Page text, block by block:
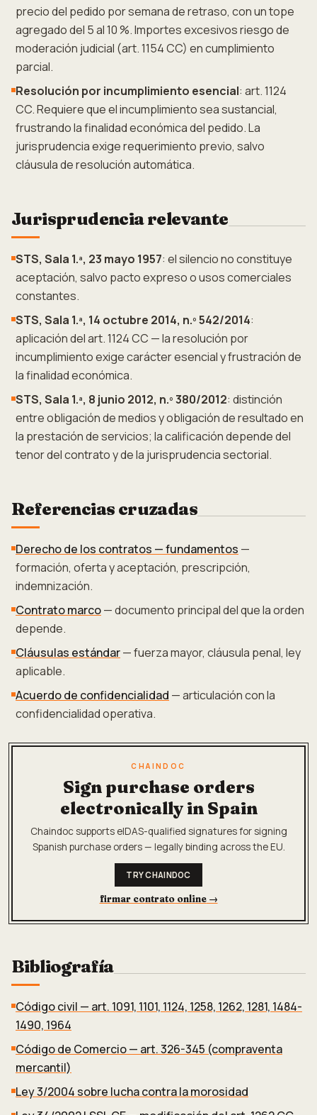
precio del pedido por semana de retraso, con un tope
agregado del 5 al 10 %. Importes excesivos riesgo de
moderación judicial (art. 1154 CC) en cumplimiento
parcial.
Resolución por incumplimiento esencial: art. 1124
CC. Requiere que el incumplimiento sea sustancial,
frustrando la finalidad económica del pedido. La
jurisprudencia exige requerimiento previo, salvo
cláusula de resolución automática.
Jurisprudencia relevante
STS, Sala 1.ª, 23 mayo 1957: el silencio no constituye
aceptación, salvo pacto expreso o usos comerciales
constantes.
STS, Sala 1.ª, 14 octubre 2014, n.º 542/2014:
aplicación del art. 1124 CC — la resolución por
incumplimiento exige carácter esencial y frustración de
la finalidad económica.
STS, Sala 1.ª, 8 junio 2012, n.º 380/2012: distinción
entre obligación de medios y obligación de resultado en
la prestación de servicios; la calificación depende del
tenor del contrato y de la jurisprudencia sectorial.
Referencias cruzadas
Derecho de los contratos — fundamentos —
formación, oferta y aceptación, prescripción,
indemnización.
Contrato marco— documento principal del que la orden
depende.
Cláusulas estándar— fuerza mayor, cláusula penal, ley
aplicable.
Acuerdo de confidencialidad — articulación con la
confidencialidad operativa.
CHAINDOC
Sign purchase orders
electronically in Spain
Chaindoc supports eIDAS-qualified signatures for signing
Spanish purchase orders — legally binding across the EU.
TRY CHAINDOC
firmar contrato online→
Bibliografía
Código civil — art. 1091, 1101, 1124, 1258, 1262, 1281, 1484-
1490, 1964
Código de Comercio — art. 326-345 (compraventa
mercantil)
Ley 3/2004 sobre lucha contra la morosidad